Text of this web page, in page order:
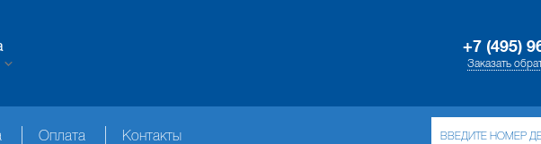
+7 (495)
Заказать
Оплата Контакты